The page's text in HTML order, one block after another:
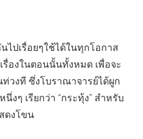
ไปเรื่อยๆใช้ได้ในทุกโอกาส
รื่องในตอนนั้นทั้งหมด เพื่อจะ
วงที ซึ่งโบราณาจารย์ได้ผูก
งๆ เรียกว่า “กระทุ้ง” สำหรับ
ดงโขน